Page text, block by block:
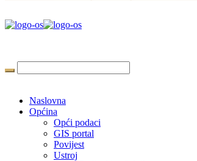
Naslovna
Općina
Opći podaci
GIS portal
Povijest
Ustroj